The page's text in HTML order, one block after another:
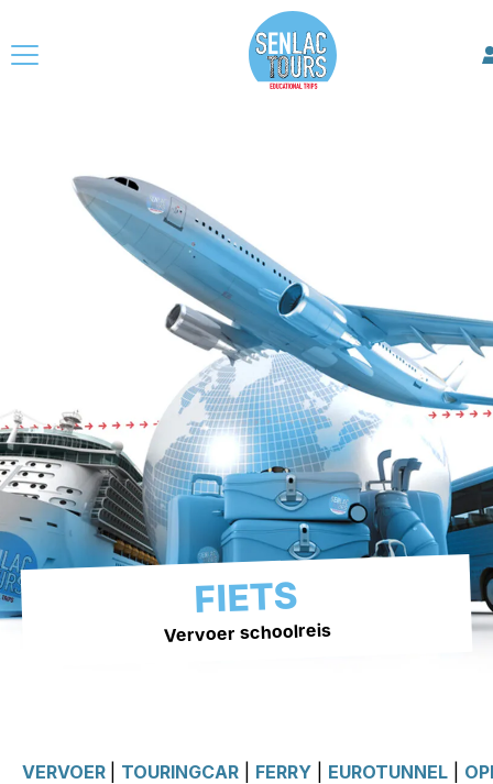
FIETS
Vervoer schoolreis
VERVOER TOURINGCAR FERRY EUROTUNNEL